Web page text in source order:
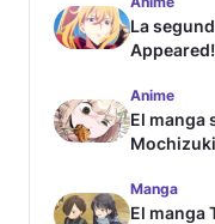
La
Anime
El manga
Manga
El manga